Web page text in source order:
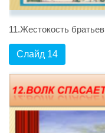
11.Жестокость братьев
Слайд 14